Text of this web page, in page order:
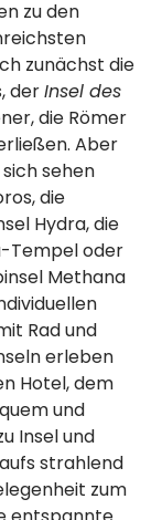
zu den
zunächst die
derInsel des
die Römer
Aber
sehen
die
Hydra, die
Tempel oder
Methana
Rad und
erleben
Hotel, dem
und
Insel und
strahlend
zum